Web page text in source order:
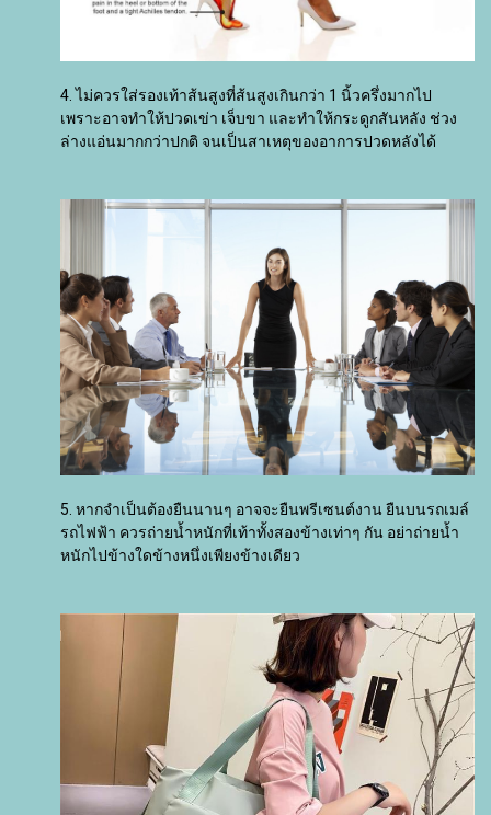
4. ไม่ควรใส่รองเท้าส้นสูงที่ส้นสูงเกินกว่า 1 นิ้วครึ่งมากไป
เพราะอาจทำให้ปวดเข่า เจ็บขา และทำให้กระดูกสันหลัง ช่วง
ล่างแอ่นมากกว่าปกติ จนเป็นสาเหตุของอาการปวดหลังได้
5. หากจำเป็นต้องยืนนานๆ อาจจะยืนพรีเซนต์งาน ยืนบนรถเมล์
รถไฟฟ้า ควรถ่ายน้ำหนักที่เท้าทั้งสองข้างเท่าๆ กัน อย่าถ่ายน้ำ
หนักไปข้างใดข้างหนึ่งเพียงข้างเดียว